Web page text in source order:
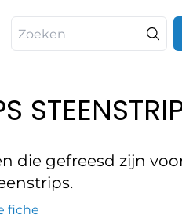
die gefreesd zijn
fiche